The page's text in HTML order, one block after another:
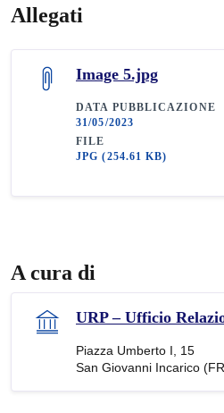
Allegati
Image 5.jpg
DATA PUBBLICAZIONE
31/05/2023
FILE
JPG(254.61 KB)
A cura di
URP – Ufficio
Piazza Umberto I, 15
San Giovanni Incarico